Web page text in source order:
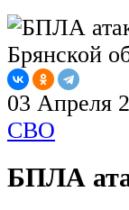
03 Апреля
СВО
БПЛА